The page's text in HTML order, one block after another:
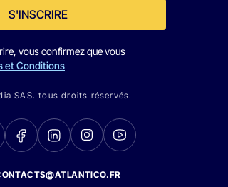
S'INSCRIRE
vous confirmez que vous
et Conditions
SAS. tous droits réservés.